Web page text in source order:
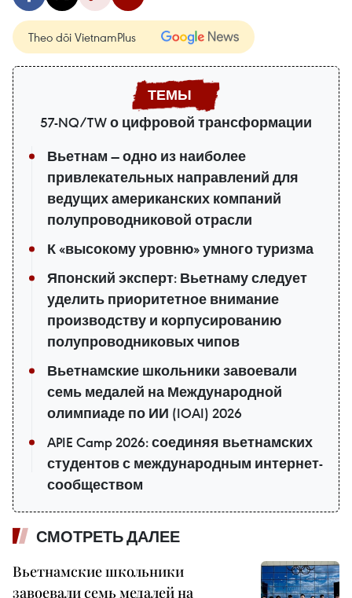
Theo dõi VietnamPlus
57-NQ/TW о цифровой трансформации
Вьетнам — одно из наиболее
привлекательных направлений для
ведущих американских компаний
полупроводниковой отрасли
К «высокому уровню» умного туризма
Японский эксперт: Вьетнаму следует
уделить приоритетное внимание
производству и корпусированию
полупроводниковых чипов
Вьетнамские школьники завоевали
семь медалей на Международной
олимпиаде по ИИ (IOAI) 2026
APIE Camp 2026: соединяя вьетнамских
студентов с международным интернет-
сообществом
СМОТРЕТЬ ДАЛЕЕ
Вьетнамские школьники
завоевали семь медалей на